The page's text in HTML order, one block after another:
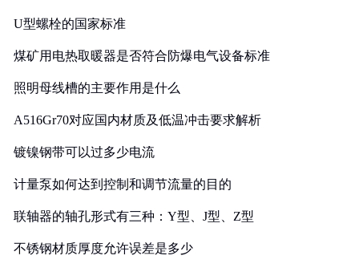
U型螺栓的国家标准
煤矿用电热取暖器是否符合防爆电气设备标准
照明母线槽的主要作用是什么
A516Gr70对应国内材质及低温冲击要求解析
镀镍钢带可以过多少电流
计量泵如何达到控制和调节流量的目的
联轴器的轴孔形式有三种：Y型、J型、Z型
不锈钢材质厚度允许误差是多少